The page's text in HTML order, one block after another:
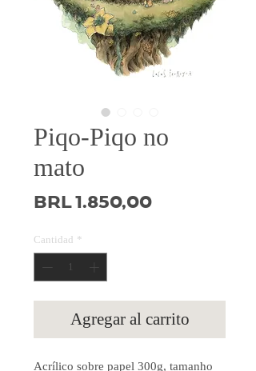
Piqo-Piqo no
mato
BRL 1.850,00Precio
Cantidad *
Agregar al carrito
Acrílico sobre papel 300g, tamanho